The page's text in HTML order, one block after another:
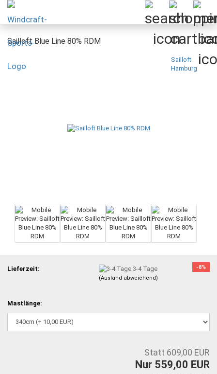
Sailloft Blue Line 80% RDM
Sailloft
Hamburg
-8%
Lieferzeit: 3-4 Tage
(Ausland abweichend)
Mastlänge:
Statt 609,00 EUR
Nur 559,00 EUR